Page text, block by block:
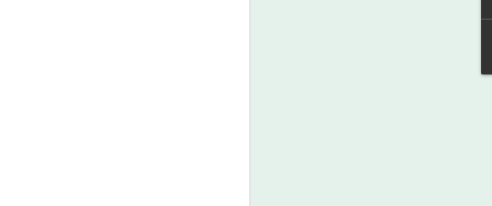
กรไทย 20–25%
รเจริญเติบโตพืช” กอบกู้สวนกล้วยหอม
ร้อมเพิ่มขนาดผลผลิต-เพิ่มรายได้
าสตร์ วิจัยและนวัตกรรม (อว.) โดย